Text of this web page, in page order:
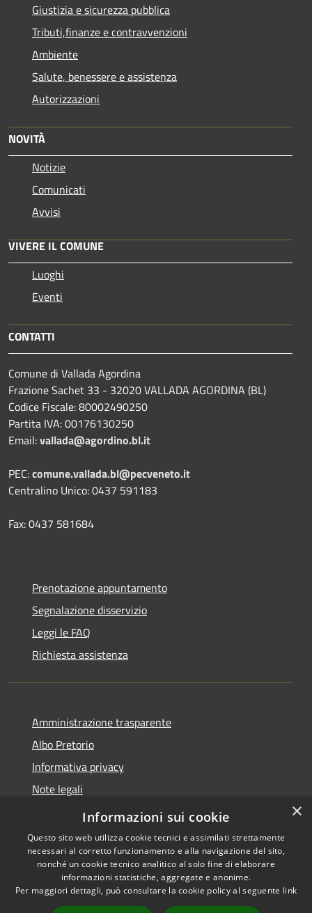
Giustizia e sicurezza pubblica
Tributi,finanze e contravvenzioni
Ambiente
Salute, benessere e assistenza
Autorizzazioni
NOVITÀ
Notizie
Comunicati
Avvisi
VIVERE IL COMUNE
Luoghi
Eventi
CONTATTI
Comune di Vallada Agordina
Frazione Sachet 33 - 32020 VALLADA AGORDINA (BL)
Codice Fiscale: 80002490250
Partita IVA: 00176130250
Email:vallada@agordino.bl.it
PEC:comune.vallada.bl@pecveneto.it
Centralino Unico: 0437 591183
Fax: 0437 581684
Prenotazione appuntamento
Segnalazione disservizio
Leggi le FAQ
Richiesta assistenza
Amministrazione trasparente
Albo Pretorio
Informativa privacy
Note legali
Dichiarazione di accessibilità
Accessibilità
Copyright © 2026 • Comune di
Vallada Agordina • Powered by
×
Informazioni sui cookie
Questo sito web utilizza cookie tecnici e assimilati strettamente
necessari al corretto funzionamento e alla navigazione del sito,
nonché un cookie tecnico analitico al solo fine di elaborare
informazioni statistiche, aggregate e anonime.
Per maggiori dettagli, può consultare la cookie policy al seguente link